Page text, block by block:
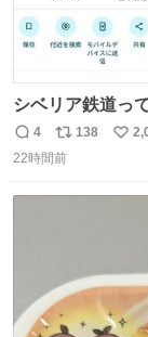
シベリア鉄道っ
モスクワからの
返
信
4
リ
ポ
138
い
22時間前